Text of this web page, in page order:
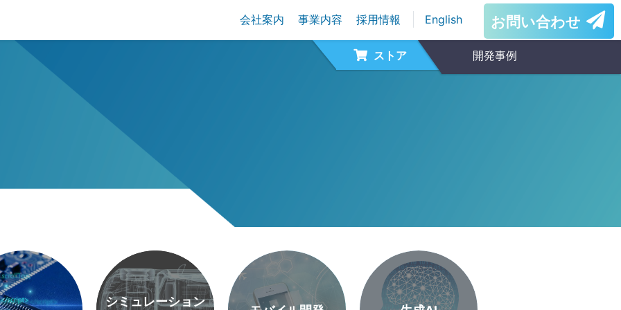
会社案内 事業内容 採用情報 English お問い合わせ
ストア 開発事例
シミュレーション